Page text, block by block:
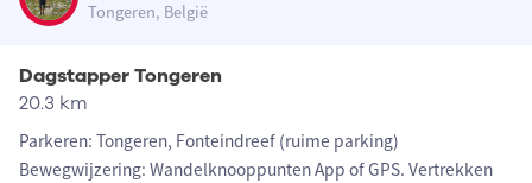
Tongeren, België
Dagstapper Tongeren
20.3 km
Parkeren: Tongeren, Fonteindreef (ruime parking)
Bewegwijzering: Wandelknooppunten App of GPS. Vertrekken